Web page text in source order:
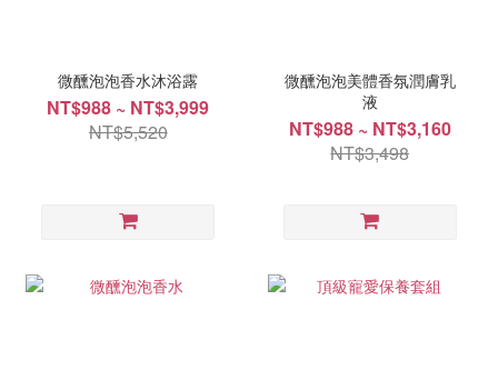
微醺泡泡香水沐浴露
NT$988 ~ NT$3,999
NT$5,520
微醺泡泡美體香氛潤膚乳
液
NT$988 ~ NT$3,160
NT$3,498